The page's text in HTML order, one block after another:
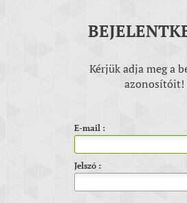
Kérjük adja meg a
azonosítóit!
E-mail :
Jelszó :